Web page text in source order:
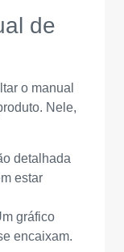
de
o manual
Nele,
detalhada
estar
gráfico
encaixam.